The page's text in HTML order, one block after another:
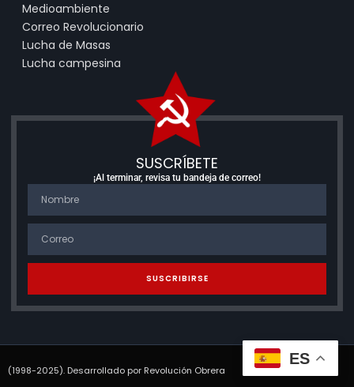
Medioambiente
Correo Revolucionario
Lucha de Masas
Lucha campesina
SUSCRÍBETE
¡Al terminar, revisa tu bandeja de correo!
SUSCRIBIRSE
(1998-2025). Desarrollado por Revolución Obrera
ES